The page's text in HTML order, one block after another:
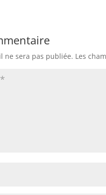
ne sera pas publiée. Les